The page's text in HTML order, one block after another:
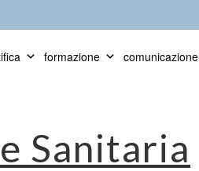
formazione comunicazione
Sanitaria